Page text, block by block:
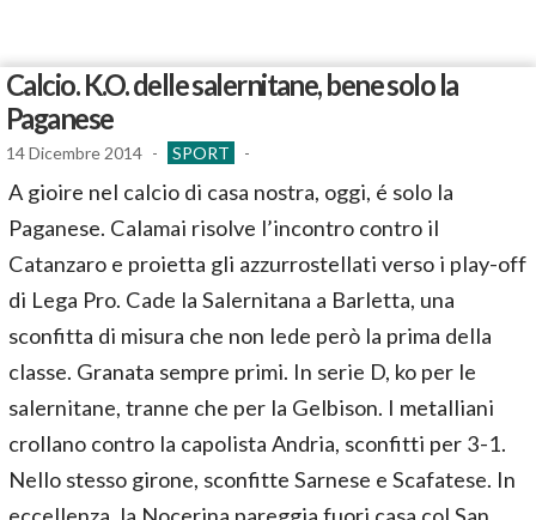
Calcio. K.O. delle salernitane, bene solo la
Paganese
14 Dicembre 2014 - SPORT -
A gioire nel calcio di casa nostra, oggi, é solo la
Paganese. Calamai risolve l’incontro contro il
Catanzaro e proietta gli azzurrostellati verso i play-off
di Lega Pro. Cade la Salernitana a Barletta, una
sconfitta di misura che non lede però la prima della
classe. Granata sempre primi. In serie D, ko per le
salernitane, tranne che per la Gelbison. I metalliani
crollano contro la capolista Andria, sconfitti per 3-1.
Nello stesso girone, sconfitte Sarnese e Scafatese. In